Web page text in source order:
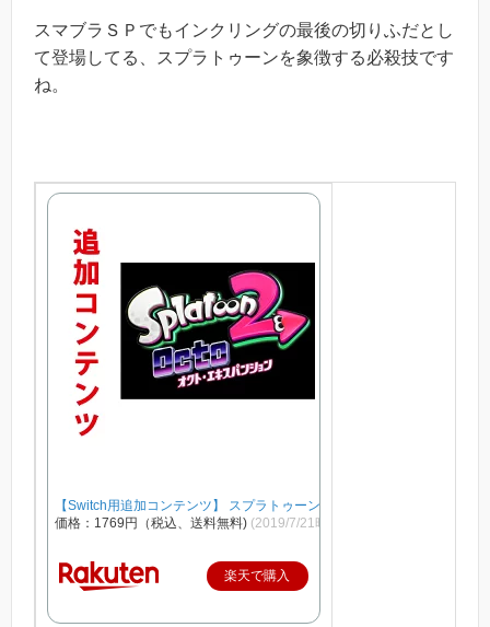
スマブラＳＰでもインクリングの最後の切りふだとし
て登場してる、スプラトゥーンを象徴する必殺技です
ね。
【Switch用追加コンテンツ】 スプラトゥーン2 オクト・エキスパンシ
価格：1769円（税込、送料無料) (2019/7/21時点)
楽天で購入